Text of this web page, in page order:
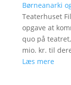
Børneanarki
Teaterhuset
opgave at
quo på
mio. kr. til
Læs mere